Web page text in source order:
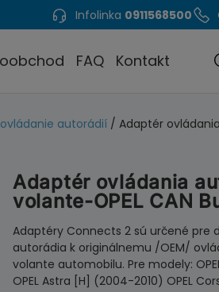
Infolinka 0911568500
FAQ Kontakt
autorádií / Adaptér
Adaptér ovládania
volante-OPEL CAN
Adaptéry Connects 2 sú určené pre
autorádia k originálnemu /OEM/
volante automobilu. Pre modely:
OPEL Astra [H] (2004-2010) OPEL